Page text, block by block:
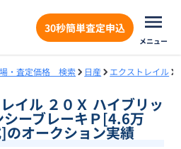
30秒簡単査定申込
メニュー
・査定価格 検索 日産 エクストレイル
イル ２０Ｘ ハイブリッ
シーブレーキＰ[4.6万
オークション実績